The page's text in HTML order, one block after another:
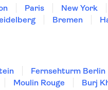
Paris New York
Bremen
Fernsehturm Berlin
Moulin Rouge Burj